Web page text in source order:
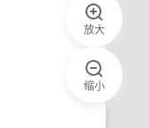
放大
缩小